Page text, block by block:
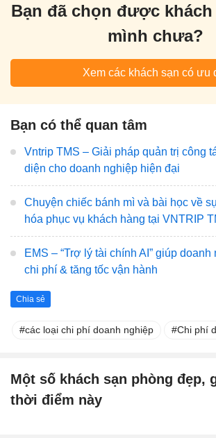
Bạn đã chọn được
mình chưa?
Xem các khách sạn có ưu
Bạn có thể quan tâm
Vntrip TMS – Giải pháp quản trị công
diện cho doanh nghiệp hiện đại
Chuyện chiếc bánh mì và bài học về
hóa phục vụ khách hàng tại VNTRIP
EMS – “Trợ lý tài chính AI” giúp
chi phí & tăng tốc vận hành
Chia sẻ
các loại chi phí doanh nghiệp Chi phí
Một số khách sạn phòng đẹp,
thời điểm này